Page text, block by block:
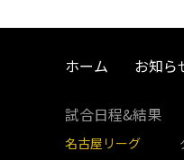
ホーム お知ら
試合日程&結果
名古屋リーグ